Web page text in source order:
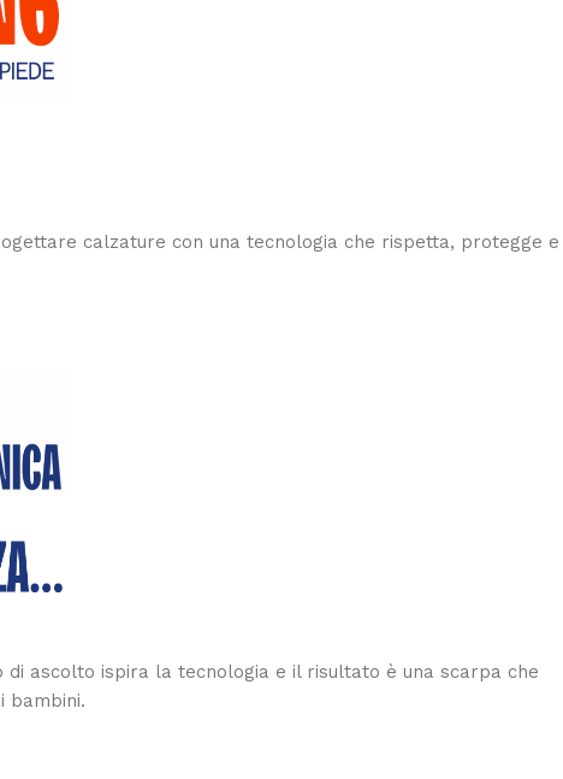
calzature con una tecnologia che rispetta, protegge e
ascolto ispira la tecnologia e il risultato è una scarpa che
bambini.